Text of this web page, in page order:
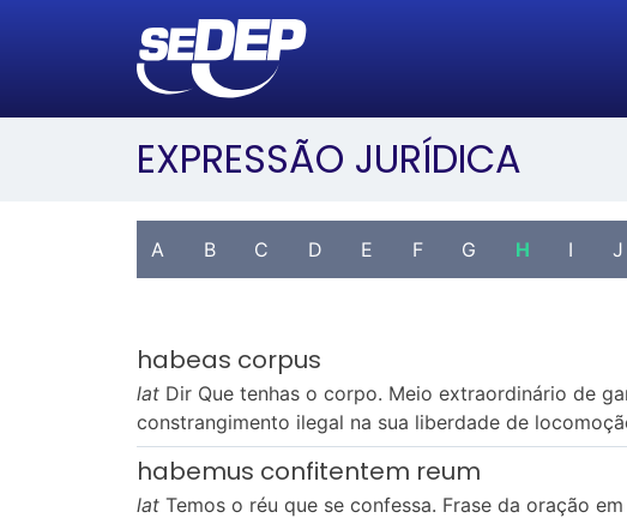
EXPRESSÃO JURÍDICA
A B C D E F G H I J
habeas corpus
lat Dir Que tenhas o corpo. Meio extraordinário de
constrangimento ilegal na sua liberdade de
habemus confitentem reum
lat Temos o réu que se confessa. Frase da oração